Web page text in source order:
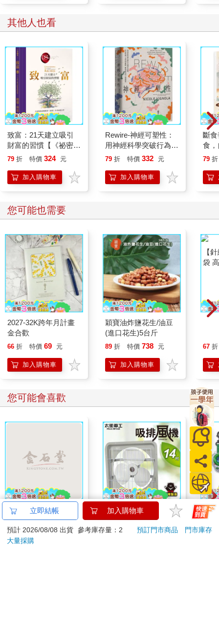
其他人也看
致富：21天建立吸引
財富的習慣【《祕密》
作者最新公開】
79 折 特價 324 元
加入購物車
Rewire-神經可塑性：
用神經科學突破行為模
式迴圈，終結焦慮、恐
心理健康
79 折 特價 332 元
加入購物車
斷
食
訂
命
79 折
您可能也需要
2027-32K跨年月計畫
金合歡
66 折 特價 69 元
加入購物車
穎寶油炸鹽花生/油豆
(進口花生)5台斤
89 折 特價 738 元
加入購物車
袋
67 折
您可能會喜歡
【電子書】蔬菜的理髮
店
特價 259 元
【太星電工】風神14
吋壁式通風扇(吸排風
機)
1499 特價 850 元
【
代
限
特價
立即結帳 加入購物車
預計 2026/08/08 出貨 參考庫存量：2 預訂門市商品
門市庫存
大量採購